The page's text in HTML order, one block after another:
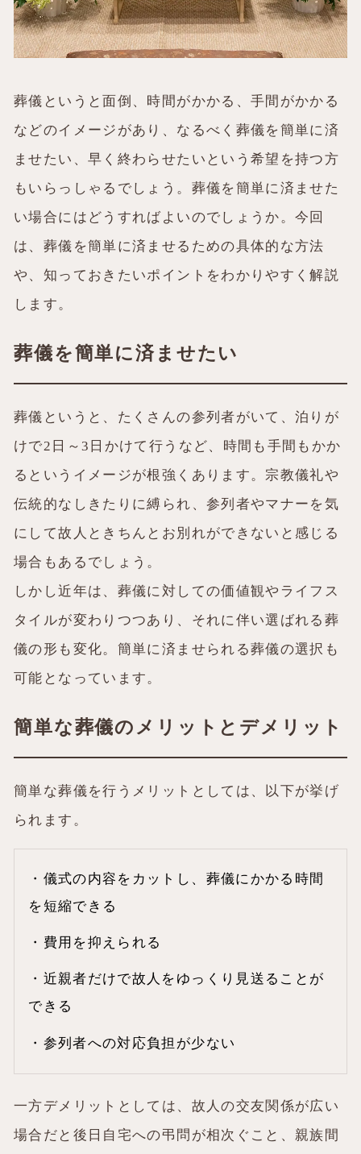
葬儀というと面倒、時間がかかる、手間がかかる
などのイメージがあり、なるべく葬儀を簡単に済
ませたい、早く終わらせたいという希望を持つ方
もいらっしゃるでしょう。葬儀を簡単に済ませた
い場合にはどうすればよいのでしょうか。今回
は、葬儀を簡単に済ませるための具体的な方法
や、知っておきたいポイントをわかりやすく解説
します。
葬儀を簡単に済ませたい
葬儀というと、たくさんの参列者がいて、泊りが
けで2日～3日かけて行うなど、時間も手間もかか
るというイメージが根強くあります。宗教儀礼や
伝統的なしきたりに縛られ、参列者やマナーを気
にして故人ときちんとお別れができないと感じる
場合もあるでしょう。
しかし近年は、葬儀に対しての価値観やライフス
タイルが変わりつつあり、それに伴い選ばれる葬
儀の形も変化。簡単に済ませられる葬儀の選択も
可能となっています。
簡単な葬儀のメリットとデメリット
簡単な葬儀を行うメリットとしては、以下が挙げ
られます。
・儀式の内容をカットし、葬儀にかかる時間
を短縮できる
・費用を抑えられる
・近親者だけで故人をゆっくり見送ることが
できる
・参列者への対応負担が少ない
一方デメリットとしては、故人の交友関係が広い
場合だと後日自宅への弔問が相次ぐこと、親族間